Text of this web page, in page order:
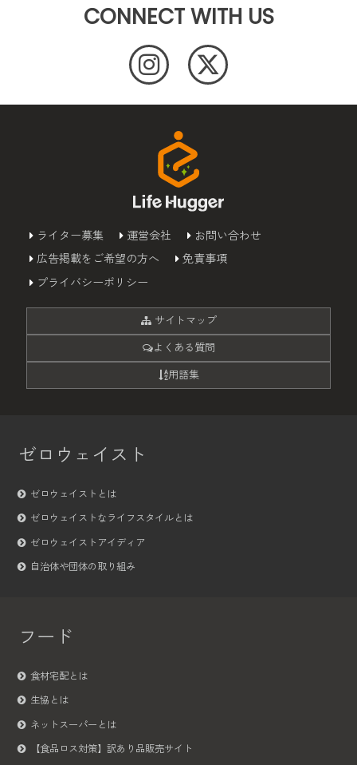
CONNECT WITH US
ライター募集 運営会社
お問い合わせ
広告掲載をご希望の方へ
免責事項
プライバシーポリシー
サイトマップ
よくある質問
用語集
ゼロウェイスト
ゼロウェイストとは
ゼロウェイストなライフスタイルとは
ゼロウェイストアイディア
自治体や団体の取り組み
フード
食材宅配とは
生協とは
ネットスーパーとは
【食品ロス対策】訳あり品販売サイト